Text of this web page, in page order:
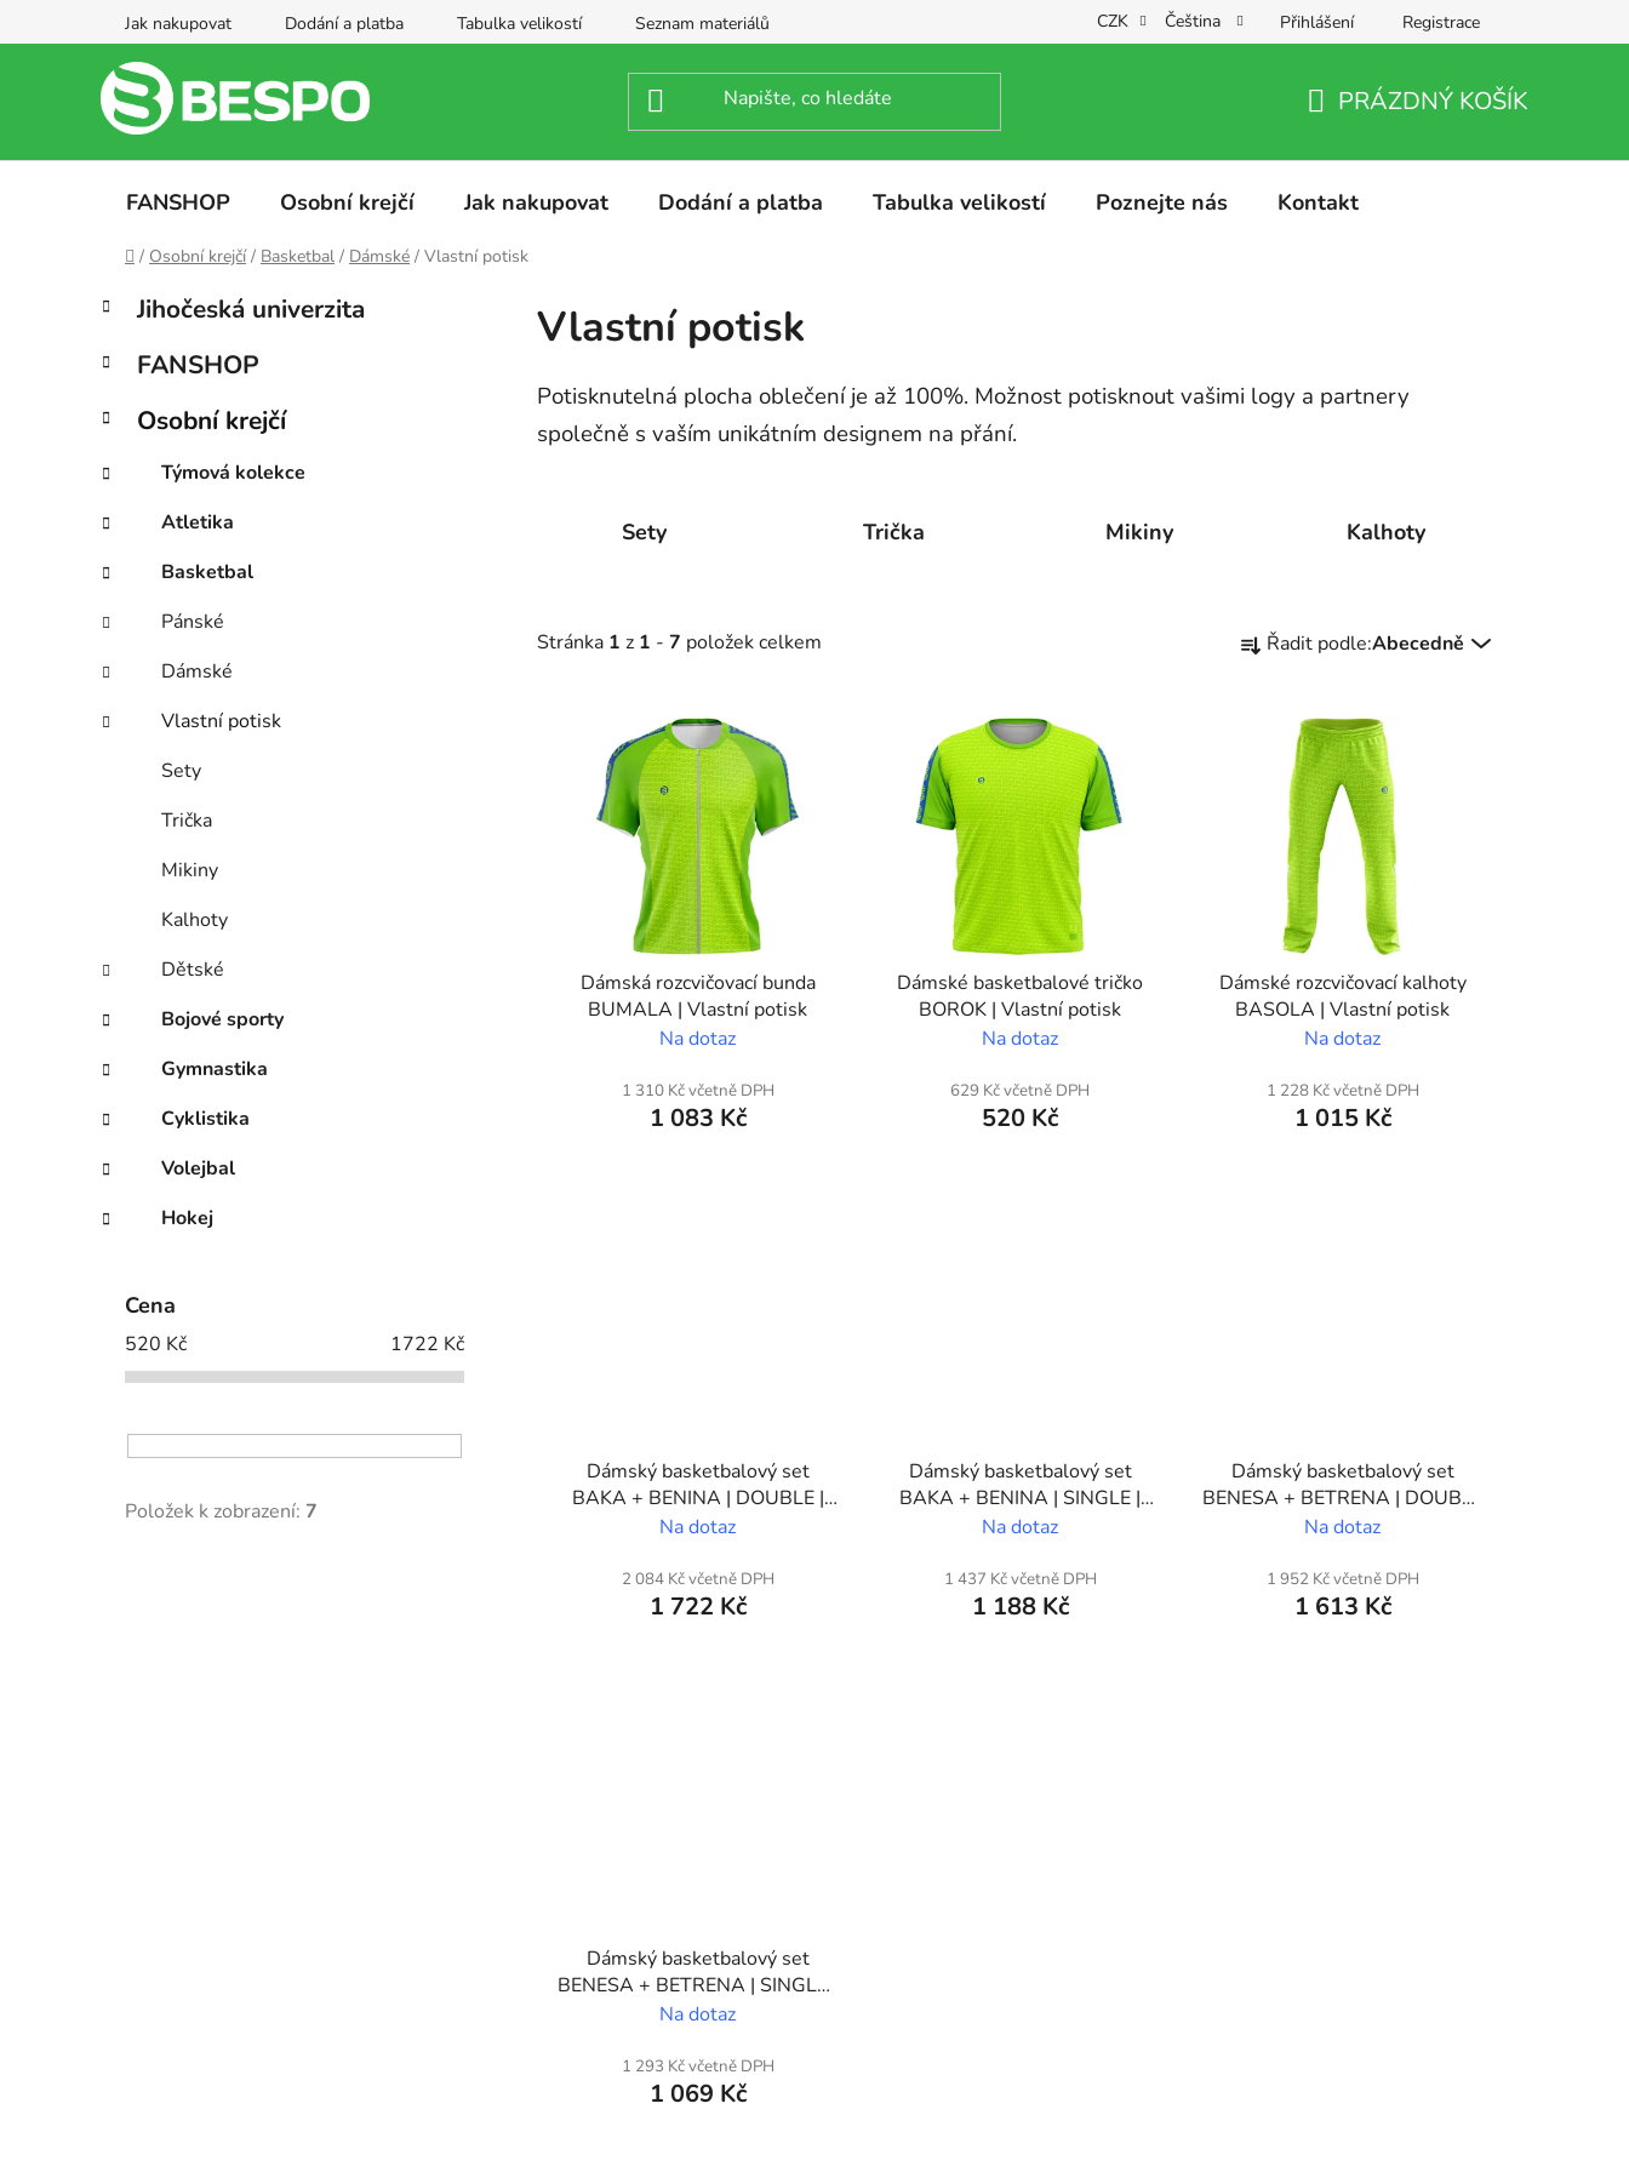
na
Jak nakupovat Dodání a platba Tabulka velikostí Seznam materiálů CZK Čeština Přihlášení Registrace
KOŠÍK
PRÁZDNÝ KOŠÍK
FANSHOP Osobní krejčí Jak nakupovat Dodání a platba Tabulka velikostí Poznejte nás Kontakt
Domů
/ Osobní krejčí / Basketbal / Dámské / Vlastní potisk
P
s
r
n
n
p
a
e
Přeskočit
kategorie
K
a
e
o
i
Jihočeská univerzita
FANSHOP
Osobní krejčí
Týmová kolekce
Atletika
Basketbal
Pánské
Dámské
Vlastní potisk
Sety
Trička
Mikiny
Kalhoty
Dětské
Bojové sporty
Gymnastika
Cyklistika
Volejbal
Hokej
Cena
520 Kč 1722 Kč
Položek k zobrazení: 7
Vlastní potisk
Potisknutelná plocha oblečení je až 100%. Možnost potisknout vašimi logy a partnery
společně s vaším unikátním designem na přání.
Sety Trička Mikiny Kalhoty
Stránka 1 z 1 - 7 položek celkem
a
k
t
Řadit podle:Abecedně
Dámská rozcvičovací bunda
BUMALA | Vlastní potisk
Na dotaz
1 310 Kč včetně DPH
1 083 Kč
Dámské basketbalové tričko
BOROK | Vlastní potisk
Na dotaz
629 Kč včetně DPH
520 Kč
Dámské rozcvičovací kalhoty
BASOLA | Vlastní potisk
Na dotaz
1 228 Kč včetně DPH
1 015 Kč
Dámský basketbalový set
BAKA + BENINA | DOUBLE |
Vlastní potisk
Na dotaz
2 084 Kč včetně DPH
1 722 Kč
Dámský basketbalový set
BAKA + BENINA | SINGLE |
Vlastní potisk
Na dotaz
1 437 Kč včetně DPH
1 188 Kč
Dámský basketbalový set
BENESA + BETRENA | DOUBLE
| Vlastní potisk
Na dotaz
1 952 Kč včetně DPH
1 613 Kč
Dámský basketbalový set
BENESA + BETRENA | SINGLE |
Vlastní potisk
Na dotaz
1 293 Kč včetně DPH
1 069 Kč